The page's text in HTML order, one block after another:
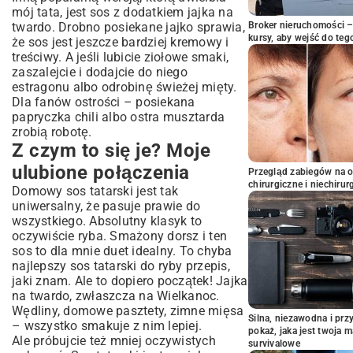
mój tata, jest sos z dodatkiem jajka na
twardo. Drobno posiekane jajko sprawia,
że sos jest jeszcze bardziej kremowy i
treściwy. A jeśli lubicie ziołowe smaki,
zaszalejcie i dodajcie do niego
estragonu albo odrobinę świeżej mięty.
Dla fanów ostrości – posiekana
papryczka chili albo ostra musztarda
zrobią robotę.
Z czym to się je? Moje
ulubione połączenia
Domowy sos tatarski jest tak
uniwersalny, że pasuje prawie do
wszystkiego. Absolutny klasyk to
oczywiście ryba. Smażony dorsz i ten
sos to dla mnie duet idealny. To chyba
najlepszy sos tatarski do ryby przepis,
jaki znam. Ale to dopiero początek! Jajka
na twardo, zwłaszcza na Wielkanoc.
Wędliny, domowe pasztety, zimne mięsa
– wszystko smakuje z nim lepiej.
Ale próbujcie też mniej oczywistych
Broker nieruchomości
kursy, aby wejść do
Przegląd zabiegów na
chirurgiczne i
Silna, niezawodna i
pokaż, jaka jest twoja
survivalowe